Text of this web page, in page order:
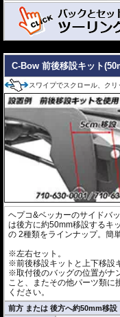
バッグは下記の中から選択で
バッグ名をクリックすると各
ストリートP
remium
630-7530-640
ロイスター
スピード
630-7530-620
オービット 630-7530-293
C-Bow 前後移設キット
スワイプでスクロール、ク
ヘプコ&ベッカーのサイドバ
は後方に約50mm移設するキ
の 2種類をラインナップ。簡
※左右セット。
※前後移設キットと上下移設
※取付後のバッグの位置がナ
こと、またその他パーツ類に
ください。
前方 または 後方へ約50mm移設